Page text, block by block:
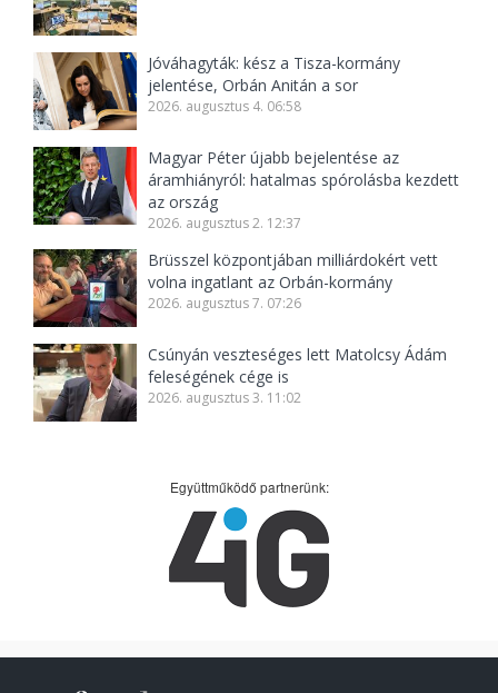
Jóváhagyták: kész a Tisza-kormány
jelentése, Orbán Anitán a sor
2026. augusztus 4. 06:58
Magyar Péter újabb bejelentése az
áramhiányról: hatalmas spórolásba kezdett
az ország
2026. augusztus 2. 12:37
Brüsszel központjában milliárdokért vett
volna ingatlant az Orbán-kormány
2026. augusztus 7. 07:26
Csúnyán veszteséges lett Matolcsy Ádám
feleségének cége is
2026. augusztus 3. 11:02
Együttműködő partnerünk: